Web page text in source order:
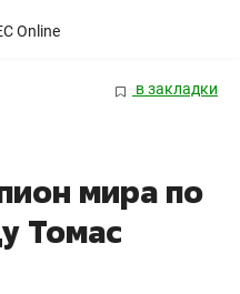
в закладки
мира по
Томас